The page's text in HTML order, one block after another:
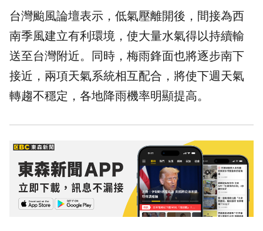
台灣颱風論壇表示，低氣壓離開後，間接為西
南季風建立有利環境，使大量水氣得以持續輸
送至台灣附近。同時，梅雨鋒面也將逐步南下
接近，兩項天氣系統相互配合，將使下週天氣
轉趨不穩定，各地降雨機率明顯提高。